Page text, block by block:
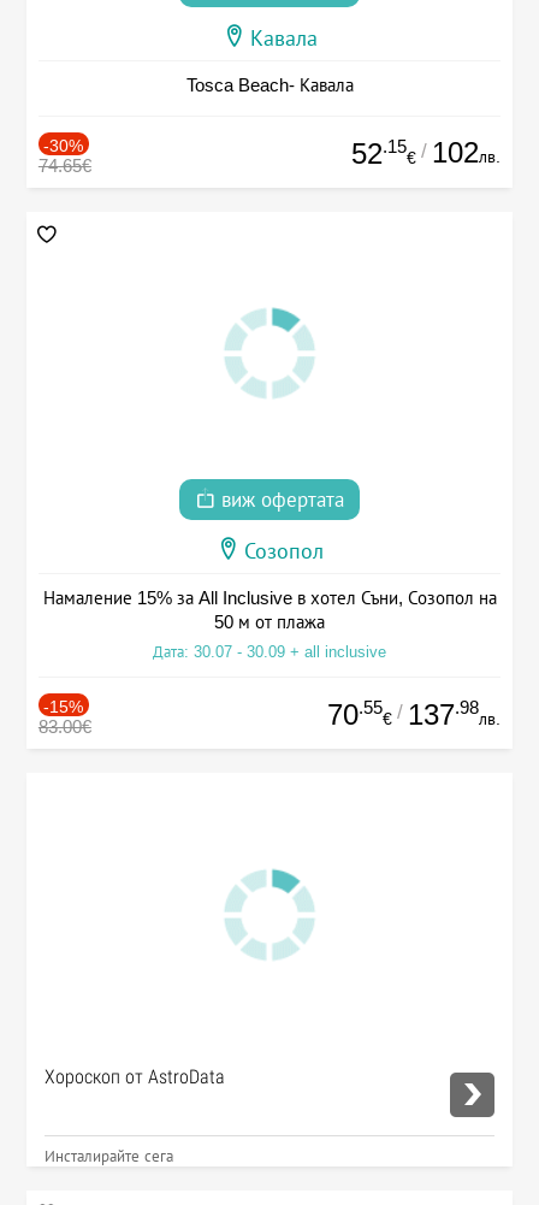
Кавала
Tosca Beach- Кавала
-30%
74.65€ 52.15
€ / 102лв.
виж офертата
Созопол
Намаление 15% за All Inclusive в хотел Съни, Созопол на
50 м от плажа
Дата: 30.07 - 30.09 + all inclusive
-15%
83.00€ 70.55
€ / 137.98
лв.
Хороскоп от AstroData
Инсталирайте сега